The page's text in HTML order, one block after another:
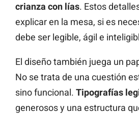
crianza con lías. Estos
explicar en la mesa, si es
debe ser legible, ágil e
El diseño también juega un
No se trata de una cuestión
sino funcional. Tipografías
generosos y una estructura